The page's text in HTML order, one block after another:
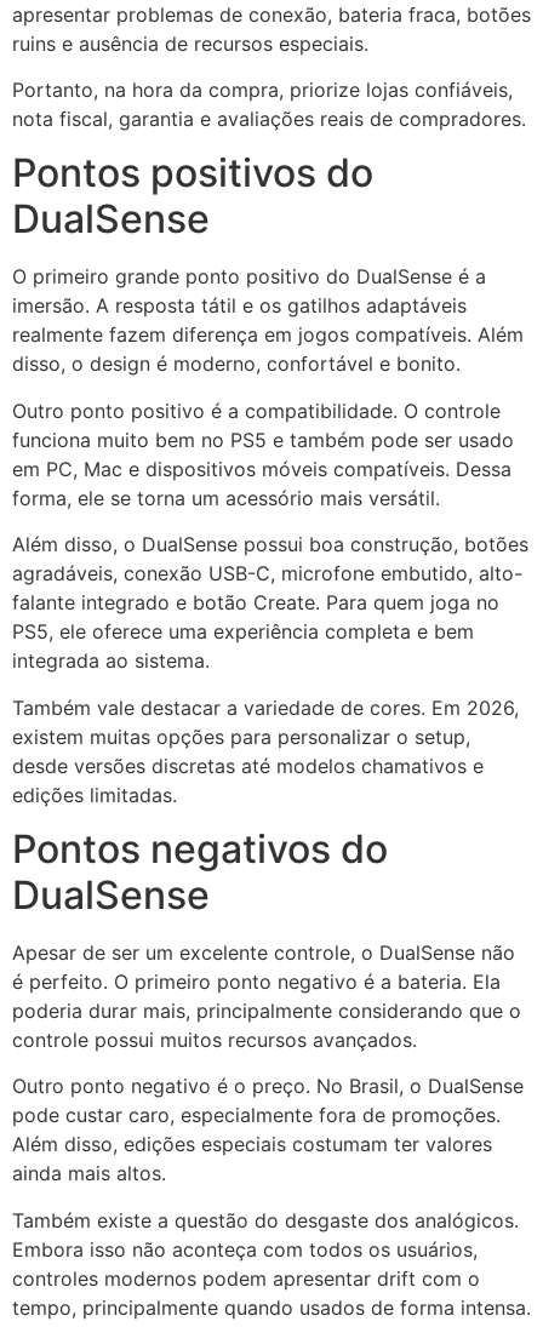
apresentar problemas de conexão, bateria fraca, botões
ruins e ausência de recursos especiais.
Portanto, na hora da compra, priorize lojas confiáveis,
nota fiscal, garantia e avaliações reais de compradores.
Pontos positivos do
DualSense
O primeiro grande ponto positivo do DualSense é a
imersão. A resposta tátil e os gatilhos adaptáveis
realmente fazem diferença em jogos compatíveis. Além
disso, o design é moderno, confortável e bonito.
Outro ponto positivo é a compatibilidade. O controle
funciona muito bem no PS5 e também pode ser usado
em PC, Mac e dispositivos móveis compatíveis. Dessa
forma, ele se torna um acessório mais versátil.
Além disso, o DualSense possui boa construção, botões
agradáveis, conexão USB-C, microfone embutido, alto-
falante integrado e botão Create. Para quem joga no
PS5, ele oferece uma experiência completa e bem
integrada ao sistema.
Também vale destacar a variedade de cores. Em 2026,
existem muitas opções para personalizar o setup,
desde versões discretas até modelos chamativos e
edições limitadas.
Pontos negativos do
DualSense
Apesar de ser um excelente controle, o DualSense não
é perfeito. O primeiro ponto negativo é a bateria. Ela
poderia durar mais, principalmente considerando que o
controle possui muitos recursos avançados.
Outro ponto negativo é o preço. No Brasil, o DualSense
pode custar caro, especialmente fora de promoções.
Além disso, edições especiais costumam ter valores
ainda mais altos.
Também existe a questão do desgaste dos analógicos.
Embora isso não aconteça com todos os usuários,
controles modernos podem apresentar drift com o
tempo, principalmente quando usados de forma intensa.